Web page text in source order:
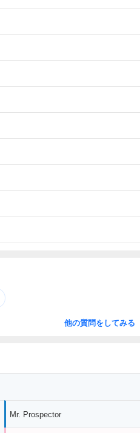
他の質問をしてみる
Mr. Prospector